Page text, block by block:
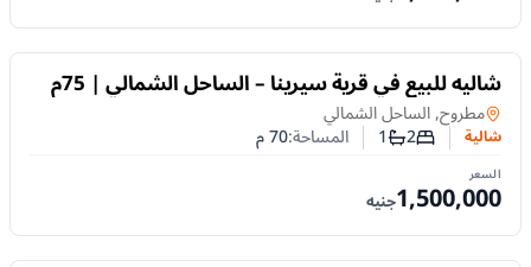
للبيع شاليه للبيع في قرية سيرينا – الساحل الشمالي | 75م
وغرفتان وبول فيو
شاليةفي
مطروح, الساحل الشمالي
شالية عدد غرف النوم
2عدد الحمامات
1 المساحة:70م
السعر
1,500,000جنيه